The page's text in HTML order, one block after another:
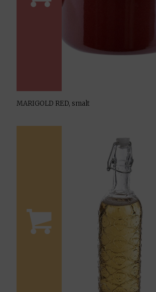
MARIGOLD RED, smalt